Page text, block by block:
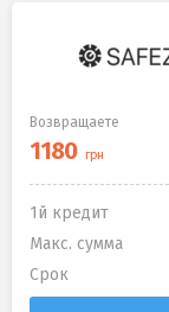
Возвращаете
1й кредит
Макс. сумма
Срок